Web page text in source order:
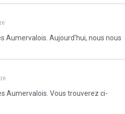
Aumervalois. Aujourd’hui, nous nous
Aumervalois. Vous trouverez ci-